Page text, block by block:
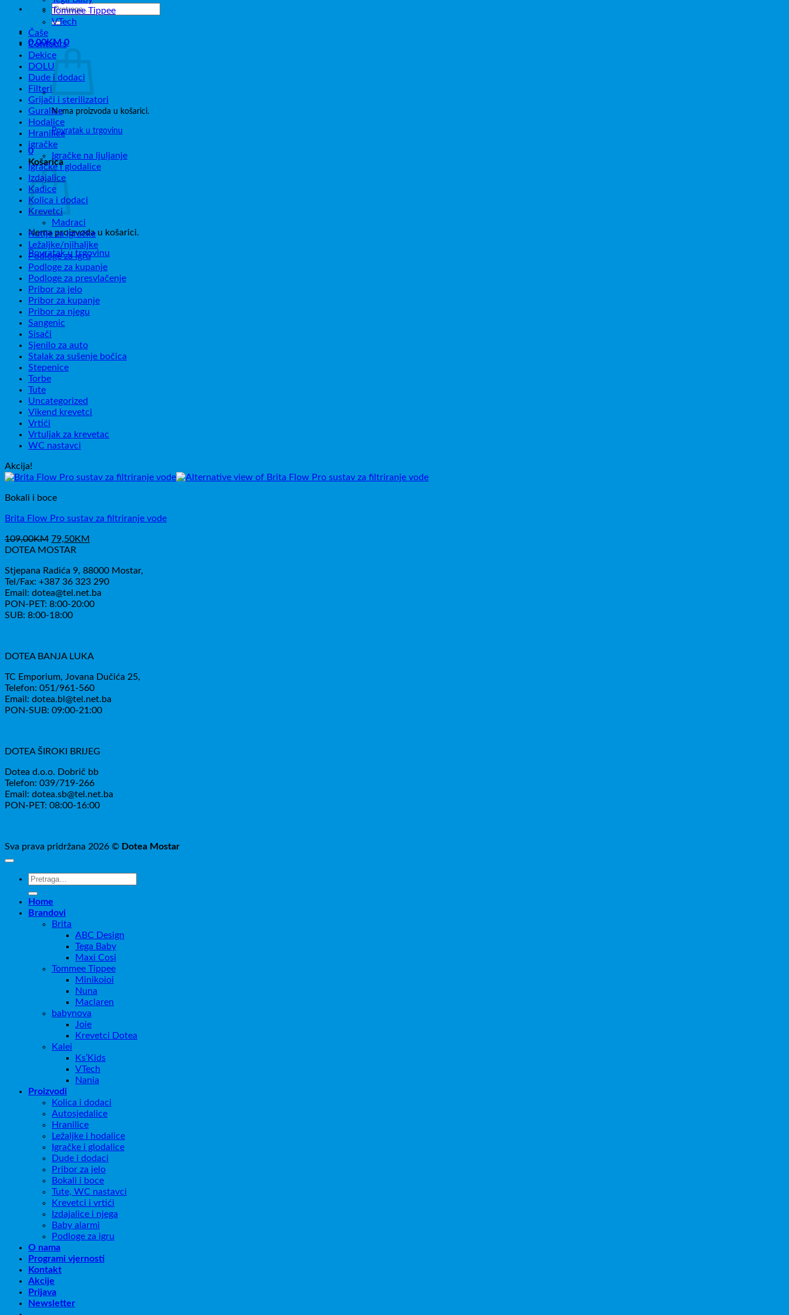
Pretraži:
0,00KM 0
Nema proizvoda u košarici.
Povratak u trgovinu
0
Košarica
Nema proizvoda u košarici.
Povratak u trgovinu
Tommee Tippee
VTech
Čaše
Contours
Dekice
DOLU
Dude i dodaci
Filteri
Grijači i sterilizatori
Guralice
Hodalice
Hranilice
igračke
Igračke na ljuljanje
Igračke i glodalice
Izdajalice
Kadice
Kolica i dodaci
Krevetci
Madraci
Kutije za igračke
Ležaljke/njihaljke
Podloge za igru
Podloge za kupanje
Podloge za presvlačenje
Pribor za jelo
Pribor za kupanje
Pribor za njegu
Sangenic
Sisači
Sjenilo za auto
Stalak za sušenje bočica
Stepenice
Torbe
Tute
Uncategorized
Vikend krevetci
Vrtići
Vrtuljak za krevetac
WC nastavci
Akcija!
Bokali i boce
Brita Flow Pro sustav za filtriranje vode
109,00KM Izvorna
cijena
je:
109,00KM.
79,50KM
79,50KM.
DOTEA MOSTAR
Stjepana Radića 9, 88000 Mostar,
Tel/Fax: +387 36 323 290
Email: dotea@tel.net.ba
PON-PET: 8:00-20:00
SUB: 8:00-18:00
DOTEA BANJA LUKA
TC Emporium, Jovana Dučića 25,
Telefon: 051/961-560
Email: dotea.bl@tel.net.ba
PON-SUB: 09:00-21:00
DOTEA ŠIROKI BRIJEG
Dotea d.o.o. Dobrič bb
Telefon: 039/719-266
Email: dotea.sb@tel.net.ba
PON-PET: 08:00-16:00
Sva prava pridržana 2026 © Dotea Mostar
Pretraži:
Home
Brandovi
Brita
ABC Design
Tega Baby
Maxi Cosi
Tommee Tippee
Minikoioi
Nuna
Maclaren
babynova
Joie
Krevetci Dotea
Kalei
Ks’Kids
VTech
Nania
Proizvodi
Kolica i dodaci
Autosjedalice
Hranilice
Ležaljke i hodalice
Igračke i glodalice
Dude i dodaci
Pribor za jelo
Bokali i boce
Tute, WC nastavci
Krevetci i vrtići
Izdajalice i njega
Baby alarmi
Podloge za igru
O nama
Programi vjernosti
Kontakt
Akcije
Prijava
Newsletter